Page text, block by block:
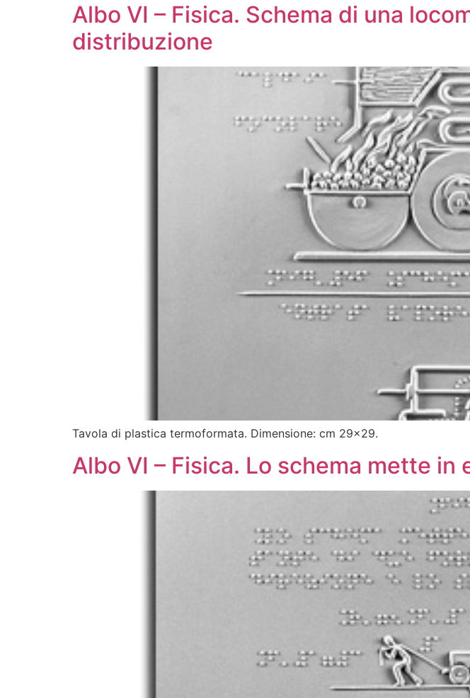
Albo VI – Fisica. Schema di una
distribuzione
Tavola di plastica termoformata. Dimensione: cm 29×29.
Albo VI – Fisica. Lo schema mette